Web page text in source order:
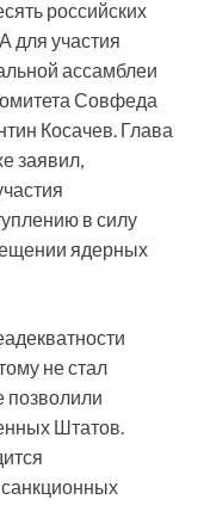
российских
для участия
ассамблеи
Совфеда
Косачев. Глава
заявил,
в силу
ядерных
не стал
позволили
Штатов.